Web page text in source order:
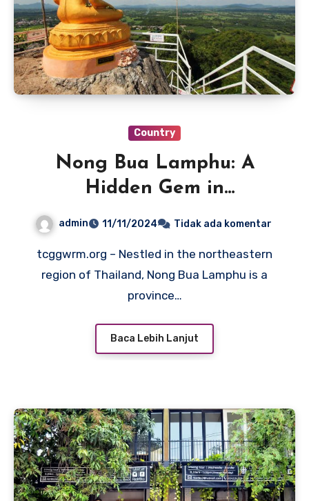
Country
Nong Bua Lamphu: A
Hidden Gem in
Northeastern Thailand
admin 11/11/2024 Tidak ada komentar
tcggwrm.org – Nestled in the northeastern
region of Thailand, Nong Bua Lamphu is a
province…
Baca Lebih Lanjut